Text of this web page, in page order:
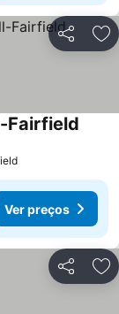
Partilhar
Fairfield
Ver preços
Partilhar